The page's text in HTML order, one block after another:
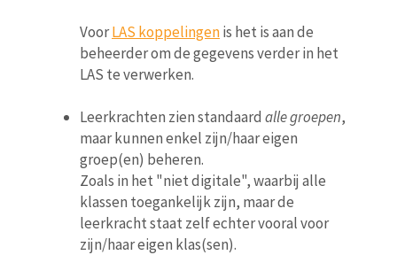
VoorLAS koppelingenis het is aan de
beheerder om de gegevens verder in het
LAS te verwerken.
Leerkrachten zien standaard alle groepen,
maar kunnen enkel zijn/haar eigen
groep(en) beheren.
Zoals in het "niet digitale", waarbij alle
klassen toegankelijk zijn, maar de
leerkracht staat zelf echter vooral voor
zijn/haar eigen klas(sen).